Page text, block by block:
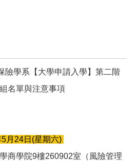
險學系【大學申請入學】第二階
名單與注意事項
5月24日(星期六)
商學院9樓260902室（風險管理